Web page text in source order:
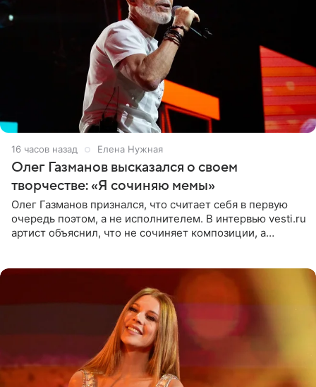
16 часов назад Елена Нужная
Олег Газманов высказался о своем
творчестве: «Я сочиняю мемы»
Олег Газманов признался, что считает себя в первую
очередь поэтом, а не исполнителем. В интервью vesti.ru
артист объяснил, что не сочиняет композиции, а